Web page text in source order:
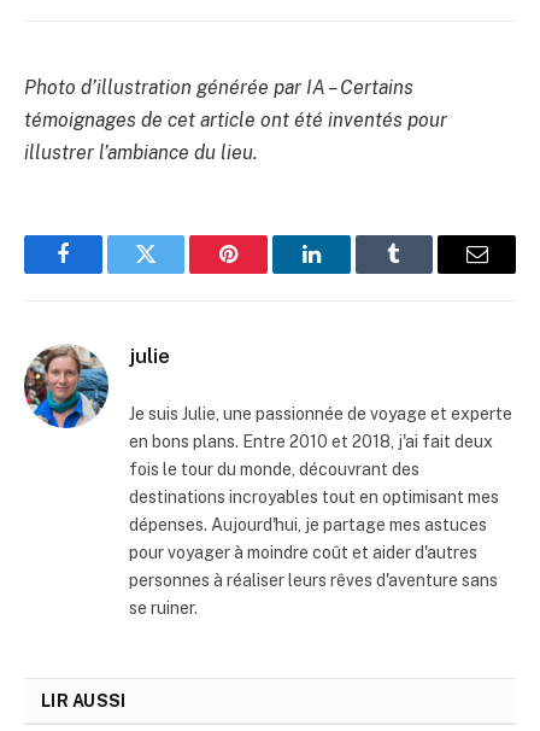
Photo d’illustration générée par IA – Certains
témoignages de cet article ont été inventés pour
illustrer l’ambiance du lieu.
FacebookTwitter Pinterest LinkedInTumblr Email
julie
Je suis Julie, une passionnée de voyage et experte
en bons plans. Entre 2010 et 2018, j'ai fait deux
fois le tour du monde, découvrant des
destinations incroyables tout en optimisant mes
dépenses. Aujourd'hui, je partage mes astuces
pour voyager à moindre coût et aider d'autres
personnes à réaliser leurs rêves d'aventure sans
se ruiner.
LIR AUSSI